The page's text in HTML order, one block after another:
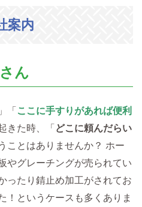
案内
ん
」「 ここに手すりがあれば便利
きた時、「 どこに頼んだらい
ことはありませんか？ ホー
やグレーチングが売られてい
ったり錆止め加工がされてお
！というケースも多くありま